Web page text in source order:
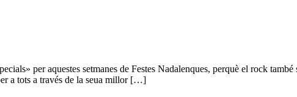
per aquestes setmanes de Festes Nadalenques, perquè el rock
a tots a través de la seua millor […]